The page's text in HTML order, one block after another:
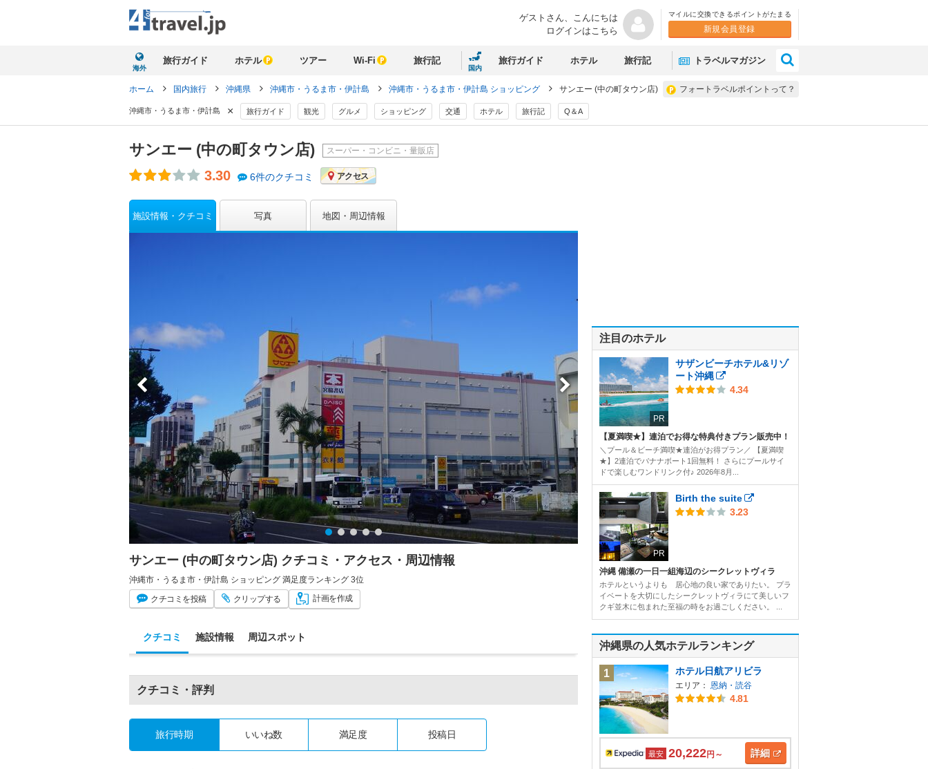
ゲストさん、 こんにちは
ログインはこちら
マイルに交換できるポイントがたまる
新規会員登録
海外
旅行ガイド ホテル ツアー Wi-Fi 旅行記
国内
旅行ガイド ホテル 旅行記 トラベルマガジン
フォートラベルポイントって？
ホーム 国内旅行 沖縄県 沖縄市・うるま市・伊計島 沖縄市・うるま市・伊計島 ショッピング サンエー (中の町タウン店)
沖縄市・うるま市・伊計島 × 旅行ガイド 観光 グルメ ショッピング 交通 ホテル 旅行記 Q＆A
サンエー (中の町タウン店) スーパー・コンビニ・量販店
3.30 6件のクチコミ アクセス
施設情報・クチコミ 写真 地図・周辺情報
サンエー (中の町タウン店) クチコミ・アクセス・周辺情報
沖縄市・うるま市・伊計島 ショッピング 満足度ランキング 3位
クチコミ を投稿 クリップする 計画を作成
クチコミ 施設情報 周辺スポット
クチコミ・評判
旅行時期 いいね数 満足度 投稿日
注目のホテル
PR
サザンビーチホテル&リゾ
ート沖縄
4.34
【夏満喫★】連泊でお得な特典付きプラン販売中！
＼プール＆ビーチ満喫★連泊がお得プラン／ 【夏満喫
★】2連泊でバナナボート1回無料！ さらにプールサイ
ドで楽しむワンドリンク付♪ 2026年8月...
PR
Birth the suite
3.23
沖縄 備瀬の一日一組海辺のシークレットヴィラ
ホテルというよりも 居心地の良い家でありたい。 プラ
イベートを大切にしたシークレットヴィラにて美しいフ
クギ並木に包まれた至福の時をお過ごしください。 ...
沖縄県の人気ホテルランキング
1 ホテル日航アリビラ
エリア： 恩納・読谷
4.81
最安 20,222円～ 詳細